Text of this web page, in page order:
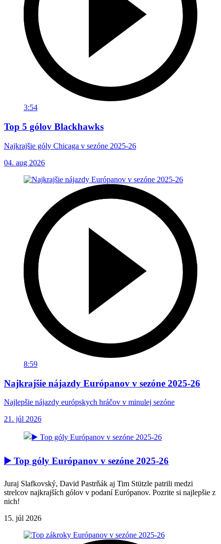
3:54
Top 5 gólov Blackhawks
Najkrajšie góly Chicaga v sezóne 2025-26
04. aug 2026
8:59
Najkrajšie nájazdy Európanov v sezóne 2025-26
Najlepšie nájazdy európskych hráčov v minulej sezóne
21. júl 2026
▶️ Top góly Európanov v sezóne 2025-26
Juraj Slafkovský, David Pastrňák aj Tim Stützle patrili medzi
strelcov najkrajších gólov v podaní Európanov. Pozrite si najlepšie z
nich!
15. júl 2026